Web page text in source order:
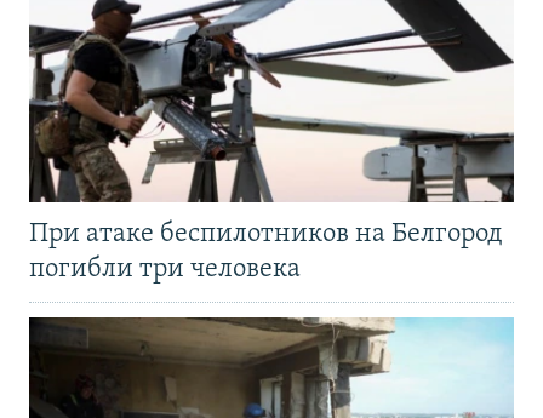
При атаке беспилотников на Белгород
погибли три человека